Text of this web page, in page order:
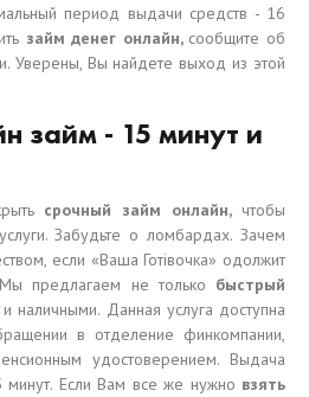
период выдачи средств - 16
займ денег онлайн, сообщите об
Уверены, Вы найдете выход из этой
займ - 15 минут и
срочный займ онлайн, чтобы
Забудьте о ломбардах. Зачем
если «Ваша Готівочка» одолжит
предлагаем не только быстрый
и наличными. Данная услуга доступна
в отделение финкомпании,
удостоверением. Выдача
Если Вам все же нужно взять